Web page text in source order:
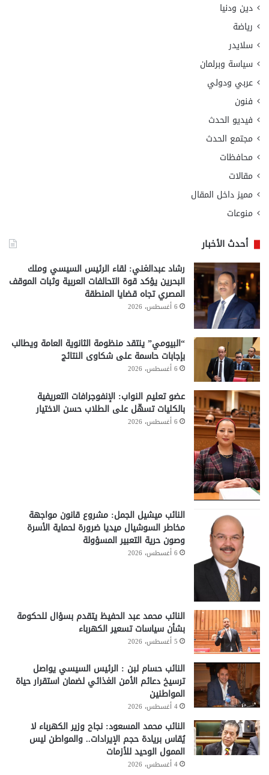
دين ودنيا
رياضة
سلايدر
سياسة وبرلمان
عربي ودولي
فنون
فيديو الحدث
مجتمع الحدث
محافظات
مقالات
مميز داخل المقال
منوعات
أحدث الأخبار
رشاد عبدالغني: لقاء الرئيس السيسي وملك
البحرين يؤكد قوة التحالفات العربية وثبات الموقف
المصري تجاه قضايا المنطقة
6 أغسطس، 2026
“البيومي” ينتقد منظومة الثانوية العامة ويطالب
بإجابات حاسمة على شكاوى النتائج
6 أغسطس، 2026
عضو تعليم النواب: الإنفوجرافات التعريفية
بالكليات تسهّل على الطلاب حسن الاختيار
6 أغسطس، 2026
النائب ميشيل الجمل: مشروع قانون مواجهة
مخاطر السوشيال ميديا ضرورة لحماية الأسرة
وصون حرية التعبير المسؤولة
6 أغسطس، 2026
النائب محمد عبد الحفيظ يتقدم بسؤال للحكومة
بشأن سياسات تسعير الكهرباء
5 أغسطس، 2026
النائب حسام لبن : الرئيس السيسي يواصل
ترسيخ دعائم الأمن الغذائي لضمان استقرار حياة
المواطنين
4 أغسطس، 2026
النائب محمد المسعود: نجاح وزير الكهرباء لا
يُقاس بريادة حجم الإيرادات.. والمواطن ليس
الممول الوحيد للأزمات
4 أغسطس، 2026